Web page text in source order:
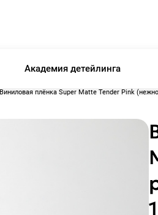
Академия детейлинга
Виниловая плёнка Super Matte Tender Pink